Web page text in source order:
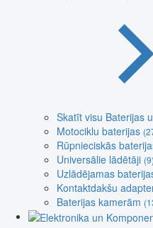
Skatīt visu Baterijas
Motociklu baterijas
Rūpnieciskās
Universālie lādētāji (9)
Uzlādējamas
Kontaktdakšu
Baterijas kamerām